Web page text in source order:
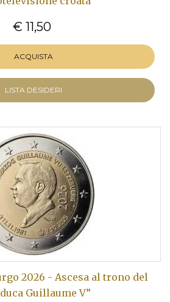
€ 11,50
ACQUISTA
LISTA DESIDERI
2026 - Ascesa al trono del
Guillaume V”